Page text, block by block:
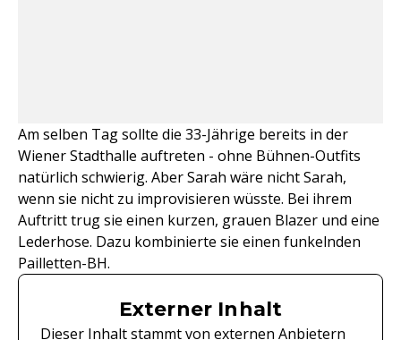
Am selben Tag sollte die 33-Jährige bereits in der
Wiener Stadthalle auftreten - ohne Bühnen-Outfits
natürlich schwierig. Aber Sarah wäre nicht Sarah,
wenn sie nicht zu improvisieren wüsste. Bei ihrem
Auftritt trug sie einen kurzen, grauen Blazer und eine
Lederhose. Dazu kombinierte sie einen funkelnden
Pailletten-BH.
Externer Inhalt
Dieser Inhalt stammt von externen Anbietern